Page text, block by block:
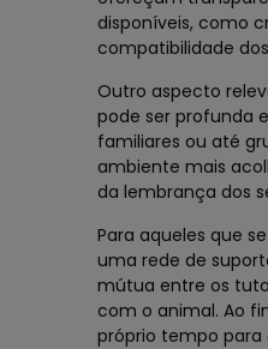
disponíveis, como
compatibilidade
Outro aspecto
pode ser profunda
familiares ou até
ambiente mais
da lembrança dos
Para aqueles que
uma rede de
mútua entre os
com o animal. Ao
próprio tempo para